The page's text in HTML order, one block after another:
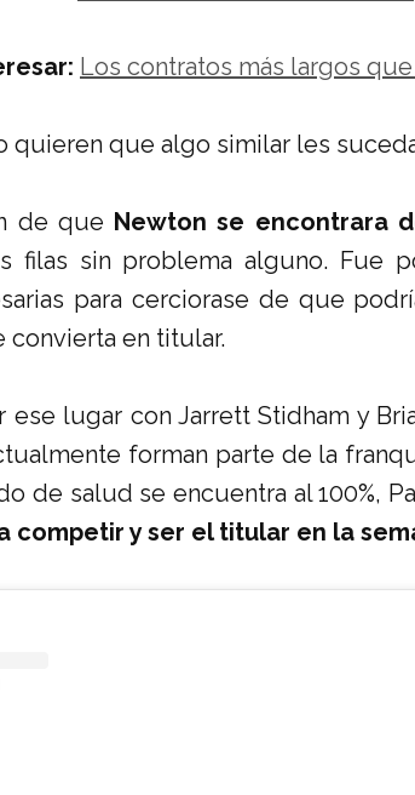
Los contratos más largos
quieren que algo similar les
de que Newton se encontrara
filas sin problema alguno. Fue
para cerciorase de que
convierta en titular.
ese lugar con Jarrett Stidham y
forman parte de la
de salud se encuentra al 100%,
competir y ser el titular en la